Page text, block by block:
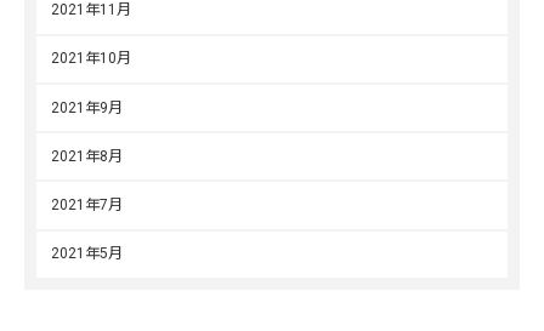
2021年11月
2021年10月
2021年9月
2021年8月
2021年7月
2021年5月